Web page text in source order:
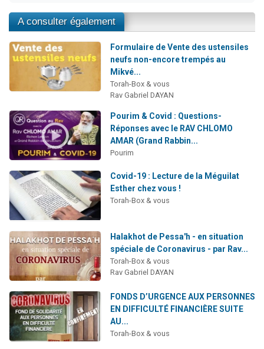
A consulter également
Formulaire de Vente des ustensiles
neufs non-encore trempés au
Mikvé...
Torah-Box & vous
Rav Gabriel DAYAN
Pourim & Covid : Questions-
Réponses avec le RAV CHLOMO
AMAR (Grand Rabbin...
Pourim
Covid-19 : Lecture de la Méguilat
Esther chez vous !
Torah-Box & vous
Halakhot de Pessa'h - en situation
spéciale de Coronavirus - par Rav...
Torah-Box & vous
Rav Gabriel DAYAN
FONDS D’URGENCE AUX PERSONNES
EN DIFFICULTÉ FINANCIÈRE SUITE
AU...
Torah-Box & vous